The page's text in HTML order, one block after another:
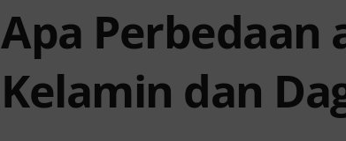
Apa Perbedaan
Kelamin dan